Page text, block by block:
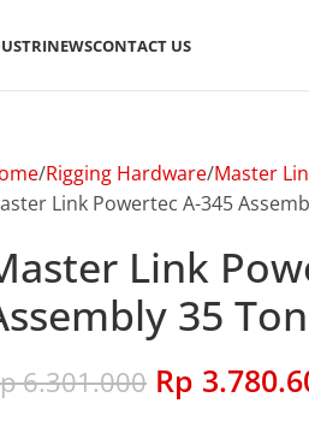
NEWSCONTACT US
Rigging Hardware Master
Link Powertec A-345
Link
35
6.301.000 Rp